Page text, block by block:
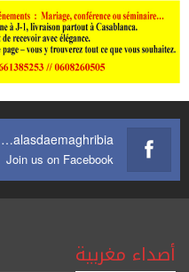
https://web.facebook.com/journalasdaemaghribia/
Join us on Facebook
أصداء مغربية